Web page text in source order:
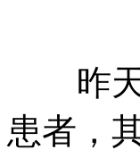
昨天
患者，